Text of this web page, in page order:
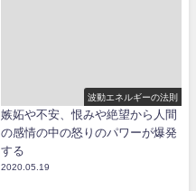
波動エネルギーの法則
嫉妬や不安、恨みや絶望から人間
の感情の中の怒りのパワーが爆発
する
2020.05.19